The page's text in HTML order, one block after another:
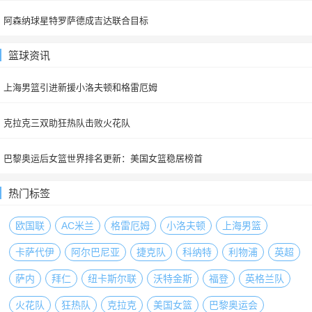
阿森纳球星特罗萨德成吉达联合目标
篮球资讯
上海男篮引进新援小洛夫顿和格雷厄姆
克拉克三双助狂热队击败火花队
巴黎奥运后女篮世界排名更新：美国女篮稳居榜首
热门标签
欧国联 AC米兰 格雷厄姆 小洛夫顿 上海男篮
卡萨代伊 阿尔巴尼亚 捷克队 科纳特 利物浦 英超
萨内 拜仁 纽卡斯尔联 沃特金斯 福登 英格兰队
火花队 狂热队 克拉克 美国女篮 巴黎奥运会